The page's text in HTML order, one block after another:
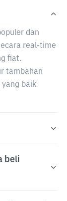
dan
real-time
fiat.
tambahan
baik
beli